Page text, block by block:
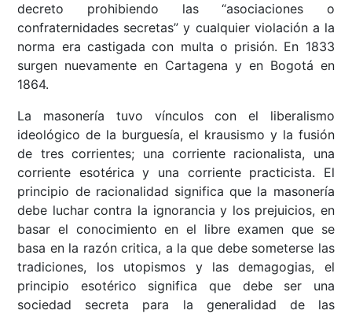
decreto prohibiendo las “asociaciones o
confraternidades secretas” y cualquier violación a la
norma era castigada con multa o prisión. En 1833
surgen nuevamente en Cartagena y en Bogotá en
1864.
La masonería tuvo vínculos con el liberalismo
ideológico de la burguesía, el krausismo y la fusión
de tres corrientes; una corriente racionalista, una
corriente esotérica y una corriente practicista. El
principio de racionalidad significa que la masonería
debe luchar contra la ignorancia y los prejuicios, en
basar el conocimiento en el libre examen que se
basa en la razón critica, a la que debe someterse las
tradiciones, los utopismos y las demagogias, el
principio esotérico significa que debe ser una
sociedad secreta para la generalidad de las